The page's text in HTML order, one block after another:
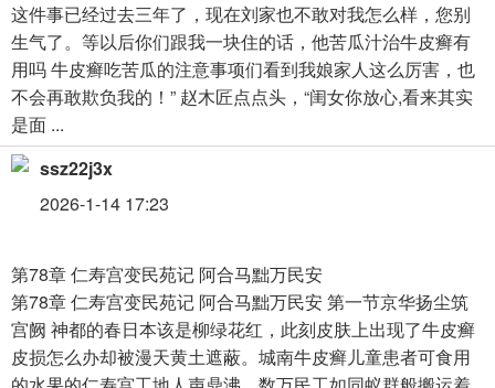
这件事已经过去三年了，现在刘家也不敢对我怎么样，您别
生气了。等以后你们跟我一块住的话，他苦瓜汁治牛皮癣有
用吗 牛皮癣吃苦瓜的注意事项们看到我娘家人这么厉害，也
不会再敢欺负我的！” 赵木匠点点头，“闺女你放心,看来其实
是面 ...
ssz22j3x
2026-1-14 17:23
第78章 仁寿宫变民苑记 阿合马黜万民安
第78章 仁寿宫变民苑记 阿合马黜万民安 第一节京华扬尘筑
宫阙 神都的春日本该是柳绿花红，此刻皮肤上出现了牛皮癣
皮损怎么办却被漫天黄土遮蔽。城南牛皮癣儿童患者可食用